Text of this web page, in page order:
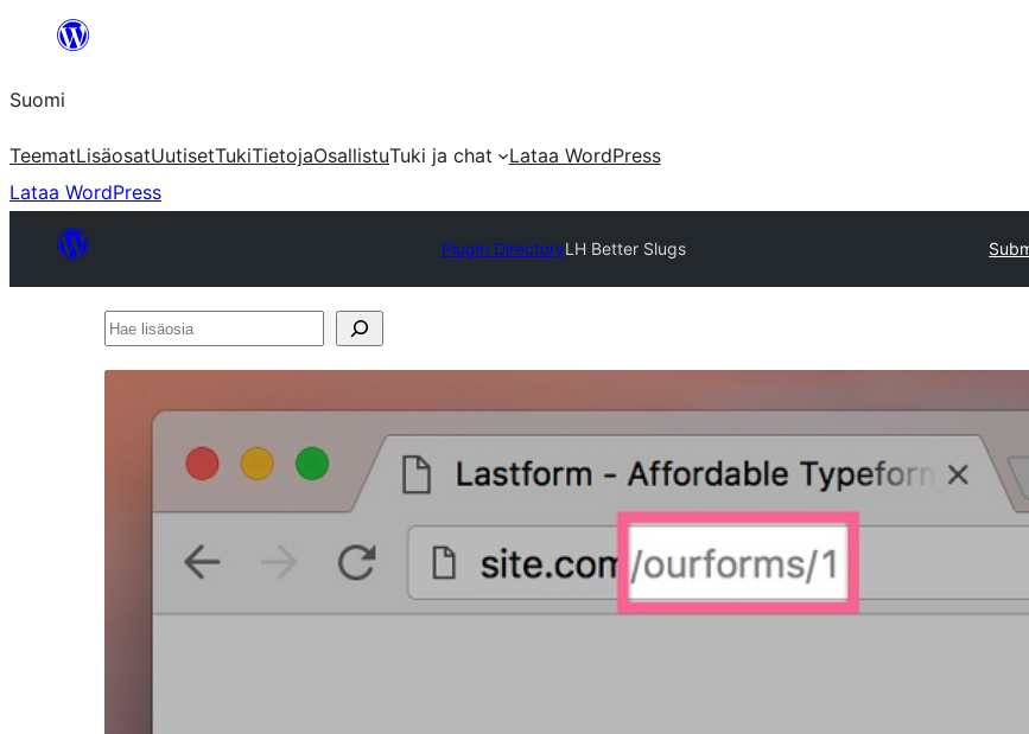
Suomi
TeematLisäosatUutisetTukiTietojaOsallistuTuki ja chat
Lataa WordPress
Lataa WordPress
Plugin DirectoryLH Better Slugs
Hae